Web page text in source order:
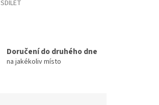
SDÍLET
Doručení do druhého dne
na jakékoliv místo